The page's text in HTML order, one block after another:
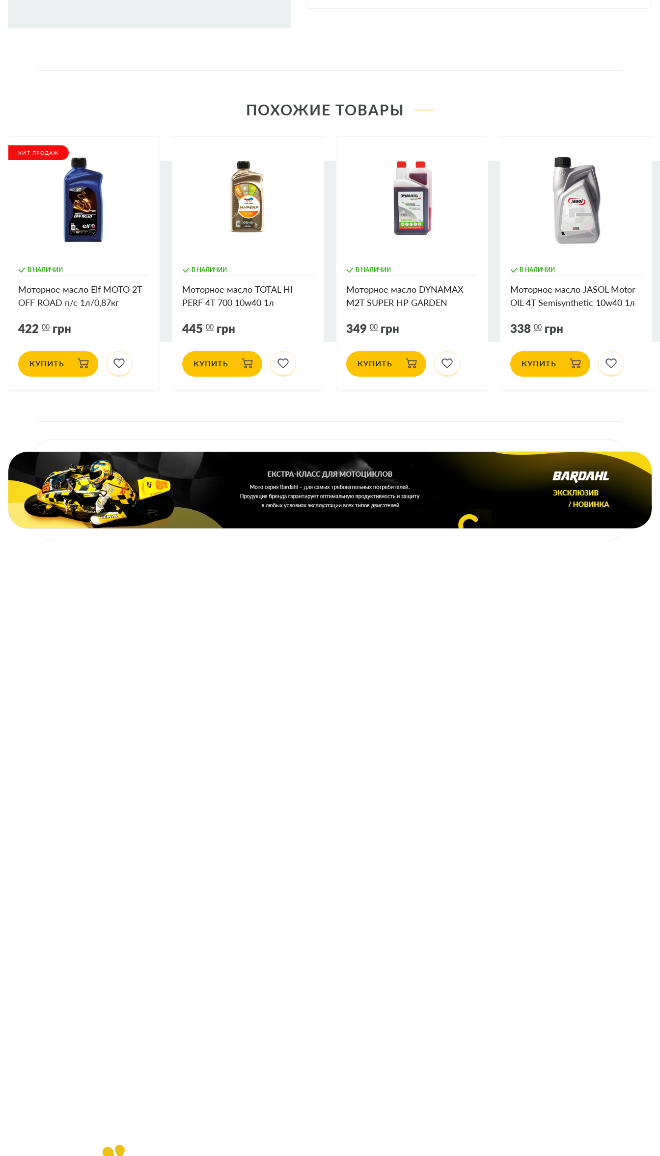
ПОХОЖИЕ ТОВАРЫ
В НАЛИЧИИ
ХИТ ПРОДАЖ
Моторное масло Elf MOTO 2T
OFF ROAD п/с 1л/0,87кг
422 00 грн
КУПИТЬ
В НАЛИЧИИ
Моторное масло TOTAL HI
PERF 4T 700 10w40 1л
445 00 грн
КУПИТЬ
В НАЛИЧИИ
Моторное масло DYNAMAX
M2T SUPER HP GARDEN
349 00 грн
КУПИТЬ
В НАЛИЧИИ
Моторное масло JASOL Motor
OIL 4T Semisynthetic 10w40 1л
338 00 грн
КУПИТЬ